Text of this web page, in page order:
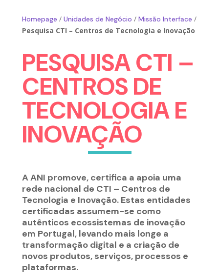
Homepage / Unidades de Negócio / Missão Interface /
Pesquisa CTI – Centros de Tecnologia e Inovação
PESQUISA CTI –
CENTROS DE
TECNOLOGIA E
INOVAÇÃO
A ANI promove, certifica a apoia uma
rede nacional de CTI – Centros de
Tecnologia e Inovação. Estas entidades
certificadas assumem-se como
autênticos ecossistemas de inovação
em Portugal, levando mais longe a
transformação digital e a criação de
novos produtos, serviços, processos e
plataformas.